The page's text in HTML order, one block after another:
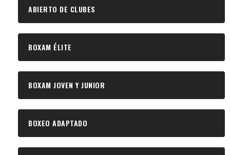
ABIERTO DE CLUBES
BOXAM ÉLITE
BOXAM JOVEN Y JUNIOR
BOXEO ADAPTADO